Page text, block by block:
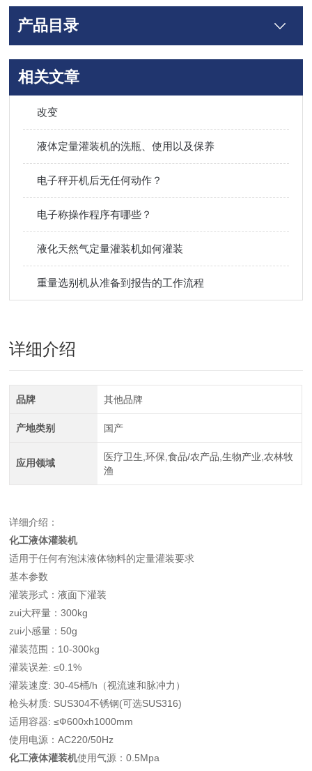
产品目录
相关文章
改变
液体定量灌装机的洗瓶、使用以及保养
电子秤开机后无任何动作？
电子称操作程序有哪些？
液化天然气定量灌装机如何灌装
重量选别机从准备到报告的工作流程
详细介绍
品牌 其他品牌
产地类别 国产
应用领域
医疗卫生,环保,食品/农产品,生物产业,农林牧
渔
详细介绍：
化工液体灌装机
适用于任何有泡沫液体物料的定量灌装要求
基本参数
灌装形式：液面下灌装
zui大秤量：300kg
zui小感量：50g
灌装范围：10-300kg
灌装误差: ≤0.1%
灌装速度: 30-45桶/h（视流速和脉冲力）
枪头材质: SUS304不锈钢(可选SUS316)
适用容器: ≤Ф600xh1000mm
使用电源：AC220/50Hz
化工液体灌装机使用气源：0.5Mpa